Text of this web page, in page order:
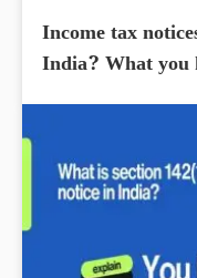
Income tax
India? What you